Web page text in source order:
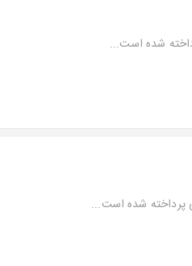
شده است...
پرداخته شده است...